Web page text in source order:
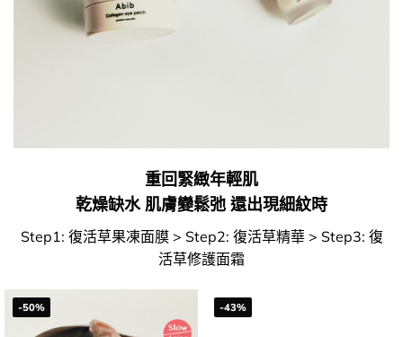
重回緊緻年輕肌
乾燥缺水 肌膚變鬆弛 還出現細紋時
Step1: 復活草果凍面膜 > Step2: 復活草精華 > Step3: 復
活草修護面霜
-50% -43%